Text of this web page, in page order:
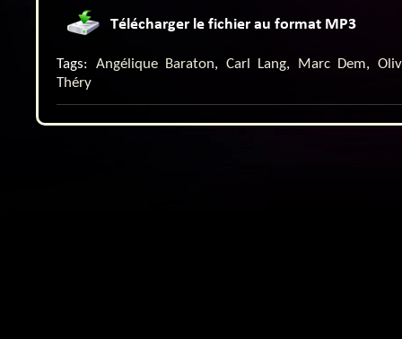
Tags: Angélique Baraton, Carl Lang, Marc Dem,
Théry